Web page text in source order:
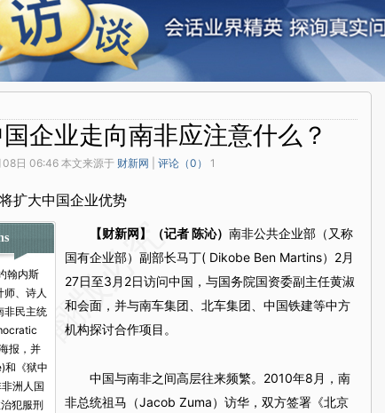
企业走向南非应注意什么？
日 06:46 本文来源于 财新网 评论（0 ） 1
扩大中国企业优势
翰内斯
师、诗人
非民主统
报，并
和《狱中
洲人国
犯服刑
【财新网】（记者 陈沁） 南非公共企业部（又称
国有企业部）副部长马丁( Dikobe Ben Martins）2月
27日至3月2日访问中国，与国务院国资委副主任黄淑
和会面，并与南车集团、北车集团、中国铁建等中方
机构探讨合作项目。
中国与南非之间高层往来频繁。2010年8月，南
非总统祖马（Jacob Zuma）访华，双方签署《北京